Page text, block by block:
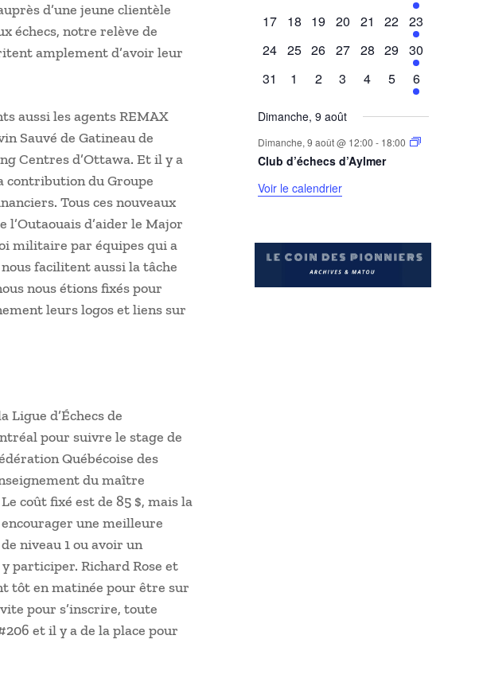
d’une jeune clientèle
échecs, notre relève de
amplement d’avoir leur
aussi les agents REMAX
Sauvé de Gatineau de
Centres d’Ottawa. Et il y a
contribution du Groupe
Tous ces nouveaux
l’Outaouais d’aider le Major
militaire par équipes qui a
facilitent aussi la tâche
nous étions fixés pour
leurs logos et liens sur
Ligue d’Échecs de
pour suivre le stage de
Québécoise des
du maître
coût fixé est de 85 $, mais la
une meilleure
niveau 1 ou avoir un
participer. Richard Rose et
tôt en matinée pour être sur
pour s’inscrire, toute
et il y a de la place pour
évènementsévènements
évènement
0
17
0
18
0
19
0
20
0
évènements
21
0
évènements
22 1
évènement
23
0
24 0
25 0
26 0
27 0
évènements
28 0
évènements
29
1
évènement
30
0
31
0
1
0
2
0
3
0
évènements
4
0
évènements
5
1
évènement
6
Dimanche, 9 août
Dimanche, 9 août @ 12:00 - 18:00
Club d’échecs d’Aylmer
Voir le calendrier